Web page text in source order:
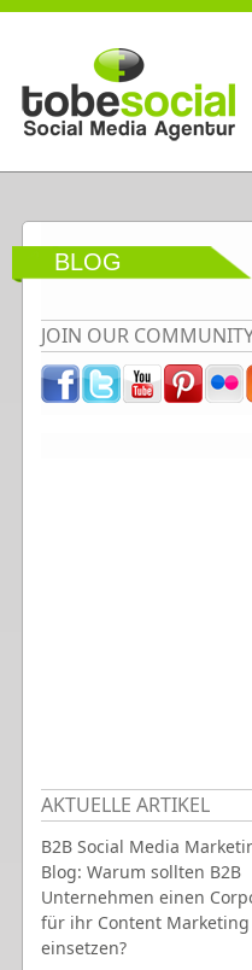
BLOG
JOIN OUR
AKTUELLE ARTIKEL
B2B Social Media
Blog: Warum sollten B2B
Unternehmen einen
für ihr Content Marketing
einsetzen?